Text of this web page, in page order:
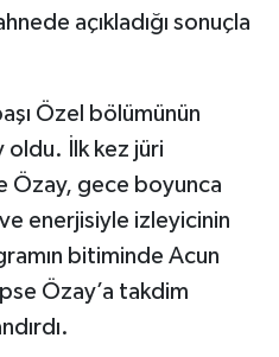
açıkladığı sonuçla
Özel bölümünün
oldu. İlk kez jüri
Özay, gece boyunca
enerjisiyle izleyicinin
bitiminde Acun
Özay’a takdim